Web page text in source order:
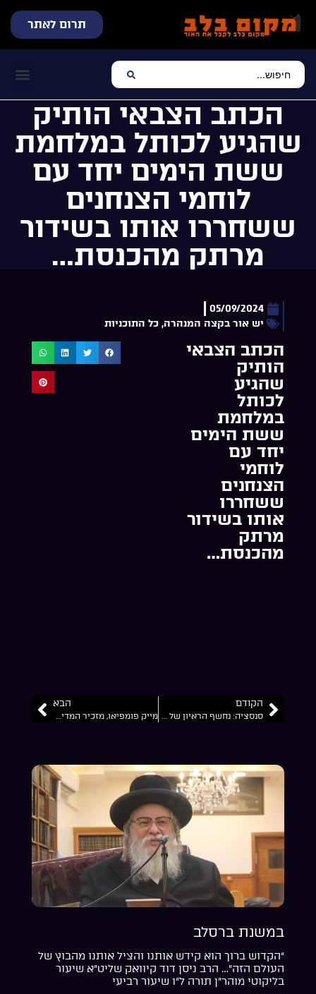
תרום לאתר
הכתב הצבאי הותיק
שהגיע לכותל במלחמת
ששת הימים יחד עם
לוחמי הצנחנים
ששחררו אותו בשידור
מרתק מהכנסת…
05/09/2024
יש אור בקצה המנהרה, כל התוכניות
הכתב הצבאי
הותיק
שהגיע
לכותל
במלחמת
ששת הימים
יחד עם
לוחמי
הצנחנים
ששחררו
אותו בשידור
מרתק
מהכנסת…
הקודם
סנסציה: נחשף הראיון של הכתב הצבאי שהעביר את דברי שר הביטחון משה דיין על סיום מלחמת יום הכיפורים…
הבא
מייק פומפיאו, מזכיר המדינה האמריקאי לשעבר התקבל ע”י חטיבה 7 בשיריון בתשואות וריקודים.. יש בורא עולם
במשנת ברסלב
“הקדוש ברוך הוא קידש אותנו והציל אותנו מהבוץ של
העולם הזה”… הרב ניסן דוד קיוואק שליט”א שיעור
בליקוטי מוהר”ן תורה ל”ו שיעור רביעי